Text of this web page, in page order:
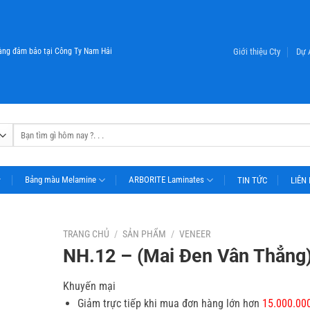
đảm bảo tại Công Ty Nam Hải Giới thiệu Cty Dự
kiếm:
Bảng màu Melamine ARBORITE Laminates TIN TỨC LIÊN
TRANG CHỦ / SẢN PHẨM / VENEER
NH.12 – (Mai Đen Vân
Khuyến mại
Giảm trực tiếp khi mua đơn hàng lớn hơn